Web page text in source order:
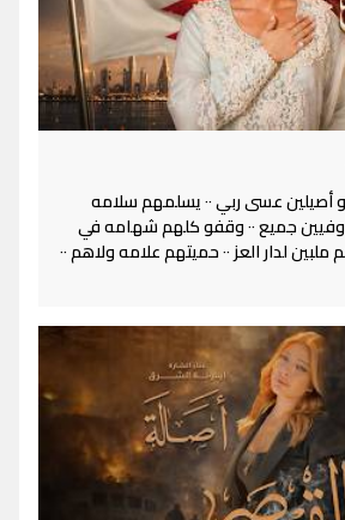
هل البحرين من خلقو أصيلين عسى ربي ٠٠ يسلمهم سلامه
وفيين أثبتو ٠٠ بانهم وفيين جميع ٠٠ وقفو كلهم شهامه في
وقت الشده شفناهم ملبين لدار العز ٠٠ حميتهم علامه ولاهم ٠٠